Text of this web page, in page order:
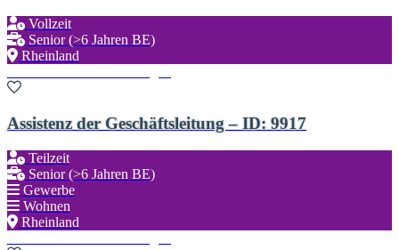
Vollzeit
Senior (>6 Jahren BE)
Rheinland
Assistenz der Geschäftsleitung – ID: 9917
Teilzeit
Senior (>6 Jahren BE)
Gewerbe
Wohnen
Rheinland